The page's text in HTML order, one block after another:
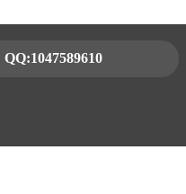
QQ:1047589610